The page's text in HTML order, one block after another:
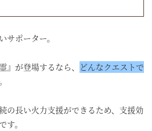
サポーター。
』が登場するなら、
どんなクエストで
の長い火力支援ができるため、支援効
す。